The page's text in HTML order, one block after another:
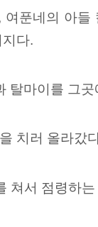
푼네의 아
다.
탈마이를 그
치러 올라갔
쳐서 점령하